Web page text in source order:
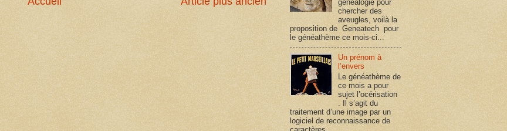
généalogie pour
chercher des
aveugles, voilà la
proposition de Geneatech pour
le généathème ce mois-ci...
Un prénom à
l’envers
Le généathème de
ce mois a pour
sujet l’océrisation
. Il s’agit du
traitement d’une image par un
logiciel de reconnaissance de